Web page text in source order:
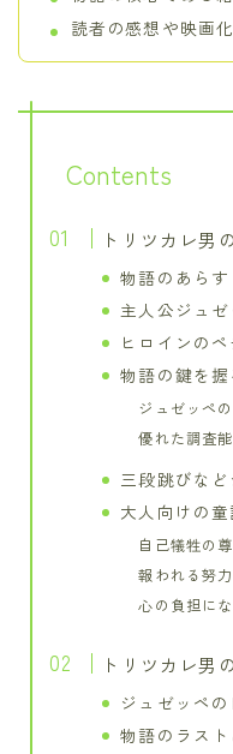
読者の感想や映画
Contents
トリツカレ男
物語のあら
主人公ジュ
ヒロインの
物語の鍵を
ジュゼッペ
優れた調査
三段跳びな
大人向けの
自己犠牲の
報われる努
心の負担に
トリツカレ男
ジュゼッペ
物語のラス